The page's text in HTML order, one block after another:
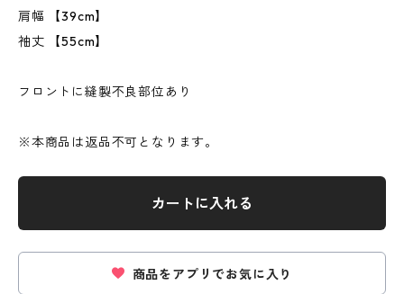
肩幅 【39cm】
袖丈 【55cm】
フロントに縫製不良部位あり
※本商品は返品不可となります。
カートに入れる
商品をアプリでお気に入り